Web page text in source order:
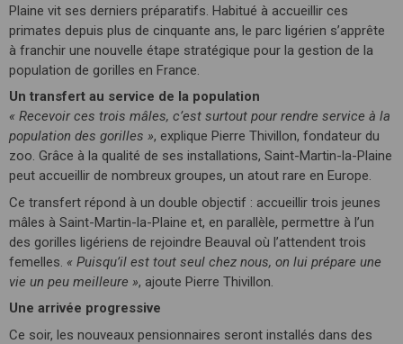
Plaine vit ses derniers préparatifs. Habitué à accueillir ces
primates depuis plus de cinquante ans, le parc ligérien s’apprête
à franchir une nouvelle étape stratégique pour la gestion de la
population de gorilles en France.
Un transfert au service de la population
« Recevoir ces trois mâles, c’est surtout pour rendre service à la
population des gorilles », explique Pierre Thivillon, fondateur du
zoo. Grâce à la qualité de ses installations, Saint-Martin-la-Plaine
peut accueillir de nombreux groupes, un atout rare en Europe.
Ce transfert répond à un double objectif : accueillir trois jeunes
mâles à Saint-Martin-la-Plaine et, en parallèle, permettre à l’un
des gorilles ligériens de rejoindre Beauval où l’attendent trois
femelles. « Puisqu’il est tout seul chez nous, on lui prépare une
vie un peu meilleure », ajoute Pierre Thivillon.
Une arrivée progressive
Ce soir, les nouveaux pensionnaires seront installés dans des